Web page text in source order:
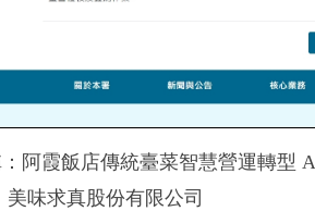
阿霞飯店傳統臺菜智慧營運轉型
味求真股份有限公司